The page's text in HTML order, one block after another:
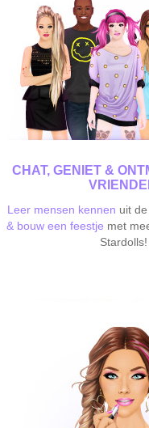
CHAT, GENIET &
Leer mensen kennen uit
& bouw een feestje met
Stardolls!